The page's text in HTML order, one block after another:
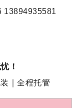
13894935581
！
｜全程托管